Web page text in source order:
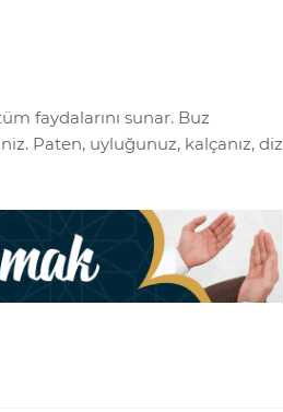
faydalarını sunar. Buz
Paten, uyluğunuz, kalçanız, diz